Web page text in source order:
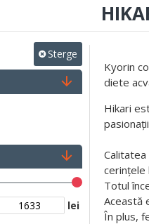
Sterge
lei
Kyorin
diete
Hikari
cerințele
Totul
Această
În plus,